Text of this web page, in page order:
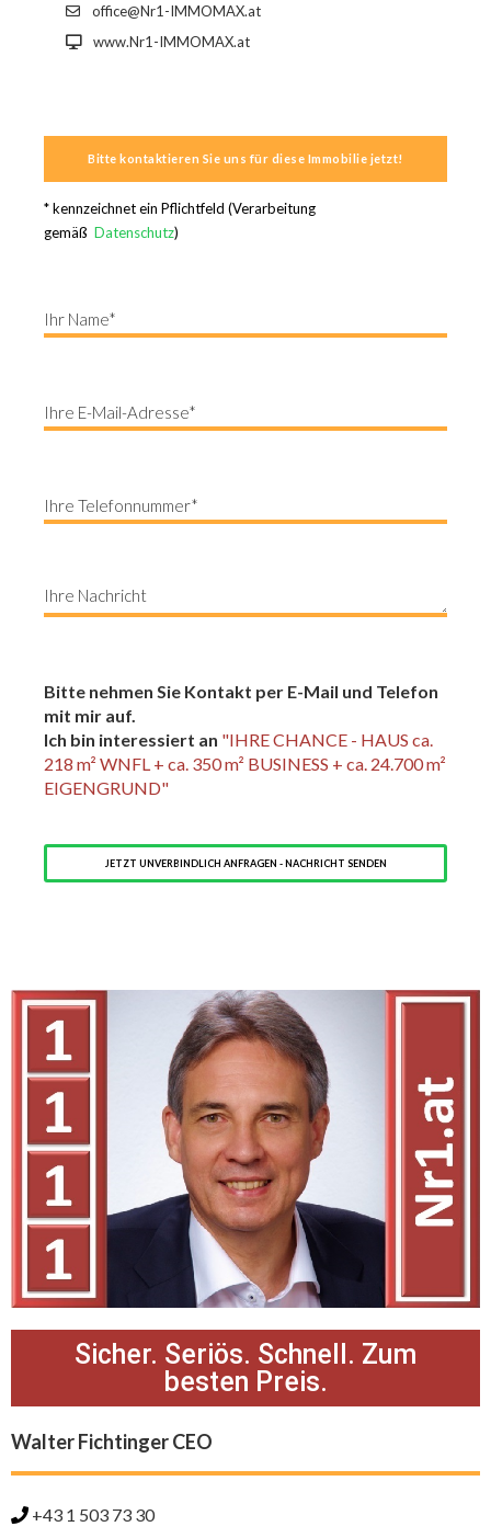
office@Nr1-IMMOMAX.at
www.Nr1-IMMOMAX.at
* kennzeichnet ein Pflichtfeld (Verarbeitung
gemäß Datenschutz)
Bitte nehmen Sie Kontakt per E-Mail und Telefon
mit mir auf.
Ich bin interessiert an "IHRE CHANCE - HAUS ca.
218 m² WNFL + ca. 350 m² BUSINESS + ca. 24.700 m²
EIGENGRUND"
Sicher. Seriös. Schnell. Zum
besten Preis.
Walter Fichtinger CEO
+43 1 503 73 30